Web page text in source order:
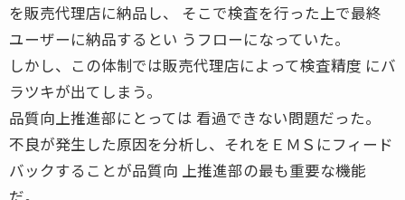
を販売代理店に納品し、 そこで検査を行った上で最終
ユーザーに納品するとい うフローになっていた。
しかし、この体制では販売代理店によって検査精度 にバ
ラツキが出てしまう。
品質向上推進部にとっては 看過できない問題だった。
不良が発生した原因を分析し、それをＥＭＳにフィード
バックすることが品質向 上推進部の最も重要な機能